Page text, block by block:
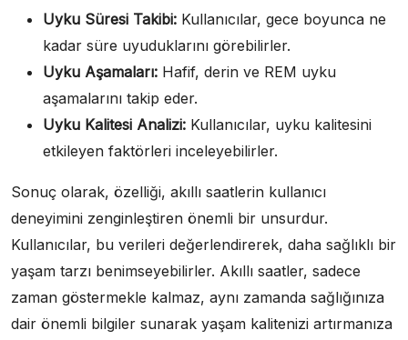
Uyku Süresi Takibi: Kullanıcılar, gece boyunca ne
kadar süre uyuduklarını görebilirler.
Uyku Aşamaları: Hafif, derin ve REM uyku
aşamalarını takip eder.
Uyku Kalitesi Analizi: Kullanıcılar, uyku kalitesini
etkileyen faktörleri inceleyebilirler.
Sonuç olarak, özelliği, akıllı saatlerin kullanıcı
deneyimini zenginleştiren önemli bir unsurdur.
Kullanıcılar, bu verileri değerlendirerek, daha sağlıklı bir
yaşam tarzı benimseyebilirler. Akıllı saatler, sadece
zaman göstermekle kalmaz, aynı zamanda sağlığınıza
dair önemli bilgiler sunarak yaşam kalitenizi artırmanıza